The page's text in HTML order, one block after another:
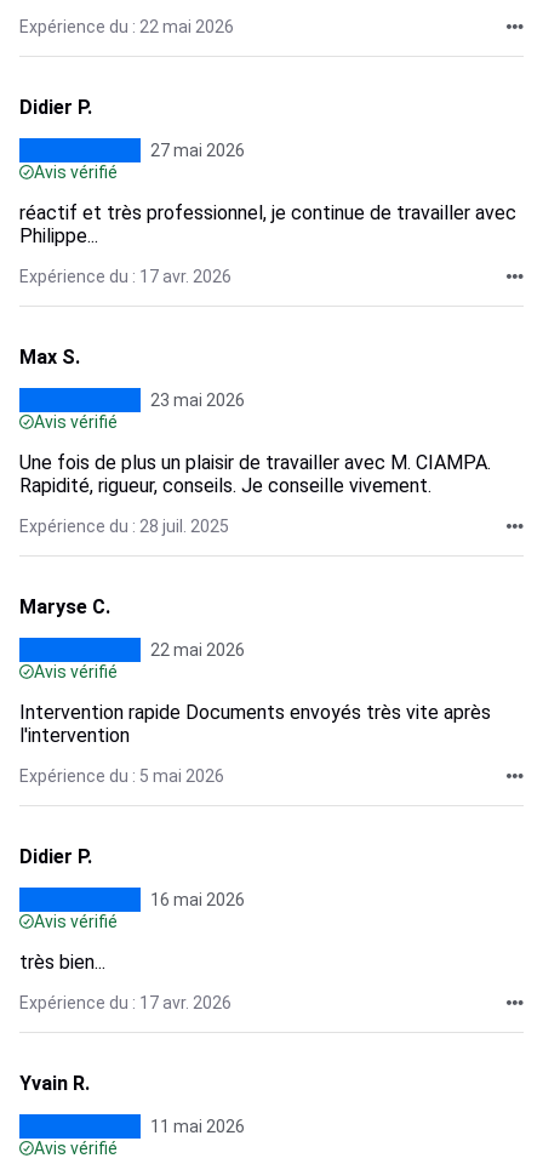
Expérience du : 22 mai 2026
Didier P.
27 mai 2026
Avis vérifié
réactif et très professionnel, je continue de travailler avec
Philippe...
Expérience du : 17 avr. 2026
Max S.
23 mai 2026
Avis vérifié
Une fois de plus un plaisir de travailler avec M. CIAMPA.
Rapidité, rigueur, conseils. Je conseille vivement.
Expérience du : 28 juil. 2025
Maryse C.
22 mai 2026
Avis vérifié
Intervention rapide Documents envoyés très vite après
l'intervention
Expérience du : 5 mai 2026
Didier P.
16 mai 2026
Avis vérifié
très bien...
Expérience du : 17 avr. 2026
Yvain R.
11 mai 2026
Avis vérifié